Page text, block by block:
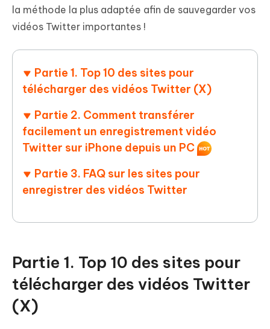
la méthode la plus adaptée afin de sauvegarder vos
vidéos Twitter importantes !
Partie 1. Top 10 des sites pour
télécharger des vidéos Twitter (X)
Partie 2. Comment transférer
facilement un enregistrement vidéo
Twitter sur iPhone depuis un PC
Partie 3. FAQ sur les sites pour
enregistrer des vidéos Twitter
Partie 1. Top 10 des sites pour
télécharger des vidéos Twitter
(X)